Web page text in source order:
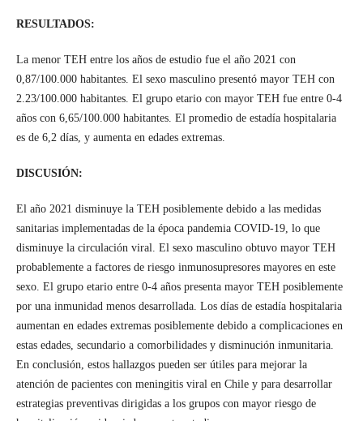
RESULTADOS:
La menor TEH entre los años de estudio fue el año 2021 con
0,87/100.000 habitantes. El sexo masculino presentó mayor TEH con
2.23/100.000 habitantes. El grupo etario con mayor TEH fue entre 0-4
años con 6,65/100.000 habitantes. El promedio de estadía hospitalaria
es de 6,2 días, y aumenta en edades extremas.
DISCUSIÓN:
El año 2021 disminuye la TEH posiblemente debido a las medidas
sanitarias implementadas de la época pandemia COVID-19, lo que
disminuye la circulación viral. El sexo masculino obtuvo mayor TEH
probablemente a factores de riesgo inmunosupresores mayores en este
sexo. El grupo etario entre 0-4 años presenta mayor TEH posiblemente
por una inmunidad menos desarrollada. Los días de estadía hospitalaria
aumentan en edades extremas posiblemente debido a complicaciones en
estas edades, secundario a comorbilidades y disminución inmunitaria.
En conclusión, estos hallazgos pueden ser útiles para mejorar la
atención de pacientes con meningitis viral en Chile y para desarrollar
estrategias preventivas dirigidas a los grupos con mayor riesgo de